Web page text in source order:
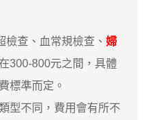
查、血常規檢查、 婦
300-800元之間，具體
標準而定。
不同，費用會有所不